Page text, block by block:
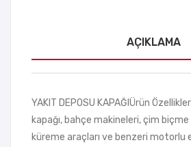
AÇIKLAMA
YAKIT DEPOSU KAPAĞIÜrün
kapağı, bahçe makineleri, çim
küreme araçları ve benzeri motorlu